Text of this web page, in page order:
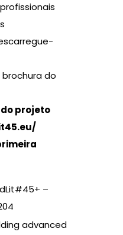
brochura do
projeto
–
advanced